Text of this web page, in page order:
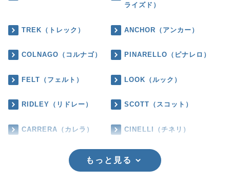
ライズド）
TREK（トレック） ANCHOR（アンカー）
COLNAGO（コルナゴ） PINARELLO（ピナレロ）
FELT（フェルト） LOOK（ルック）
RIDLEY（リドレー） SCOTT（スコット）
CARRERA（カレラ） CINELLI（チネリ）
もっと見る